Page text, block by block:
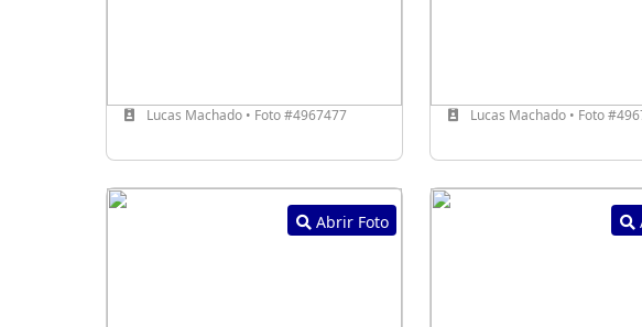
Lucas Machado • Foto #4967477 Lucas Machado • Foto
Abrir Foto